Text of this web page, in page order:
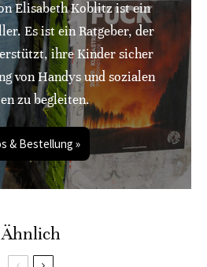
Elisabeth Koblitz ist ein
Es ist ein Ratgeber, der
ihre Kinder sicher
von Handys und sozialen
zu begleiten.
& Bestellung »
Ähnlich